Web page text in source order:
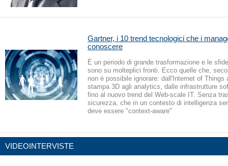
Gartner, i 10 trend tecnologici che i
conoscere
È un periodo di grande trasformazione e le
sono su molteplici fronti. Ecco quelle che,
non è possibile ignorare: dall'Internet of Things
stampa 3D agli analytics, dalle infrastrutture
fino al nuovo trend del Web-scale IT. Senza
sicurezza, che in un contesto di intelligenza
deve essere "context-aware"
VIDEOINTERVISTE